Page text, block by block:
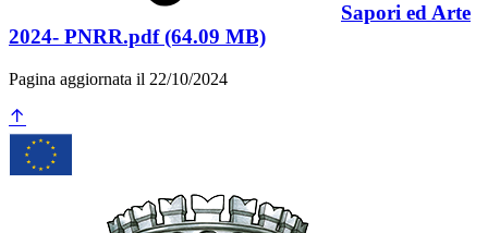
Sapori ed Arte
2024- PNRR.pdf (64.09 MB)
Pagina aggiornata il 22/10/2024